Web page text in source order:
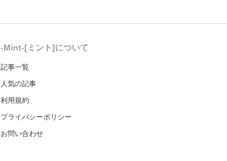
-Mint-[ミント]について
記事一覧
人気の記事
利用規約
プライバシーポリシー
お問い合わせ